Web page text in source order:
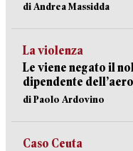
di Andrea Massidda
La violenza
Le viene negato il
dipendente
di Paolo Ardovino
Caso Ceuta